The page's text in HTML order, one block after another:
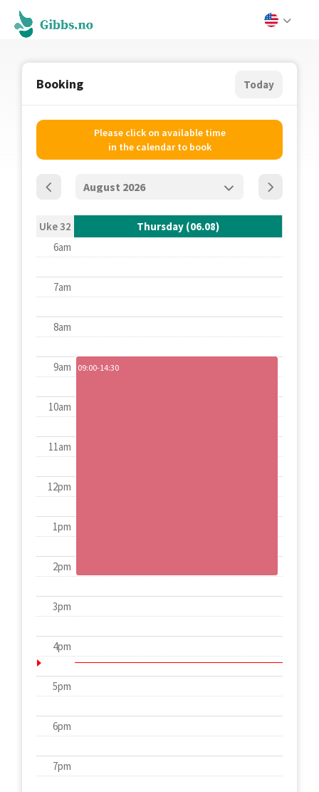
Booking Today
Please click on available time
in the calendar to book
Uke 32
Thursday (06.08)
6am
7am
8am
9am
10am
11am
12pm
1pm
2pm
3pm
4pm
5pm
6pm
7pm
09:00-14:30